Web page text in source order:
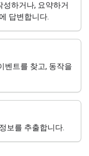
하거나, 요약하거
답변합니다.
벤트를 찾고, 동작을
보를 추출합니다.